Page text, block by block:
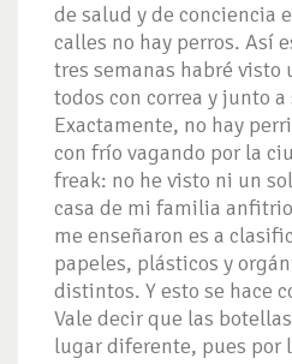
de salud y de conciencia
calles no hay perros. Así
tres semanas habré visto
todos con correa y junto
Exactamente, no hay
con frío vagando por la
freak: no he visto ni un
casa de mi familia
me enseñaron es a
papeles, plásticos y
distintos. Y esto se hace
Vale decir que las
lugar diferente, pues por